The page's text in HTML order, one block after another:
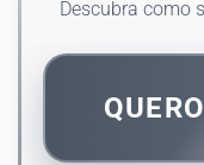
Descubra como